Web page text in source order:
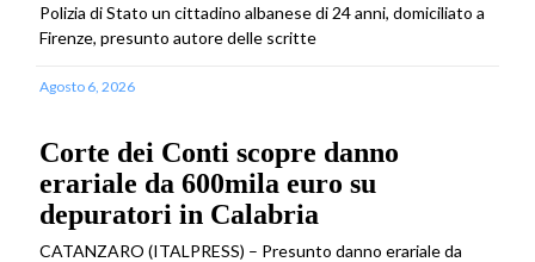
Polizia di Stato un cittadino albanese di 24 anni, domiciliato a
Firenze, presunto autore delle scritte
Agosto 6, 2026
Corte dei Conti scopre danno
erariale da 600mila euro su
depuratori in Calabria
CATANZARO (ITALPRESS) – Presunto danno erariale da